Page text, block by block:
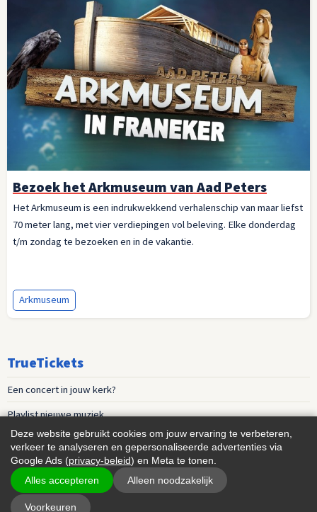
Bezoek het Arkmuseum van Aad Peters
Het Arkmuseum is een indrukwekkend verhalenschip van maar liefst
70 meter lang, met vier verdiepingen vol beleving. Elke donderdag
t/m zondag te bezoeken en in de vakantie.
Arkmuseum
TrueTickets
Een concert in jouw kerk?
Playlist nieuwe muziek
Events voor vrouwen
Algemene Voorwaarden,Contact
Deze website gebruikt cookies om jouw ervaring te verbeteren,
verkeer te analyseren en gepersonaliseerde advertenties via
Google Ads (privacy-beleid) en Meta te tonen.
Alles accepteren
Alleen noodzakelijk
Voorkeuren